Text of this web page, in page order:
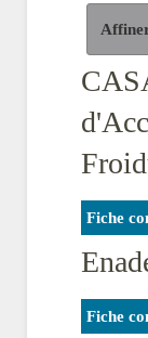
Fiche
Fiche